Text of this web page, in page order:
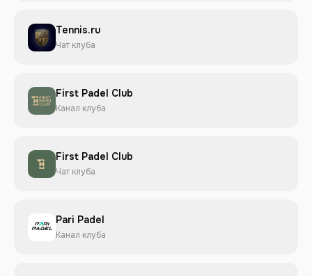
Tennis.ru
Чат клуба
First Padel Club
Канал клуба
First Padel Club
Чат клуба
Pari Padel
Канал клуба